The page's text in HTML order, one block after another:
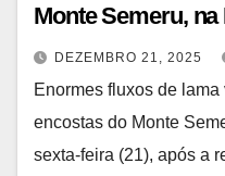
Monte Semeru,
DEZEMBRO 21, 2025
Enormes fluxos de
encostas do Monte
sexta-feira (21), após a